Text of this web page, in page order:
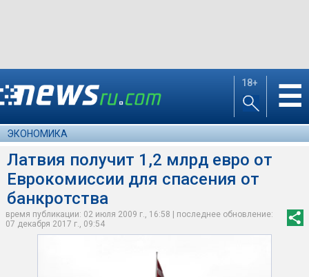
18+ ☰
ЭКОНОМИКА
Латвия получит 1,2 млрд евро от
Еврокомиссии для спасения от
банкротства
время публикации: 02 июля 2009 г., 16:58 | последнее обновление:
07 декабря 2017 г., 09:54